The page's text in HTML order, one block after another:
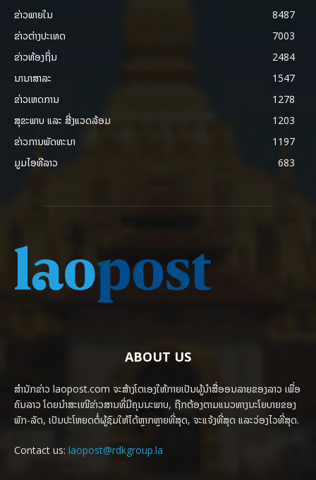
ຂ່າວພາຍ​ໃນ
8487
ຂ່າວຕ່າງປະເທດ
7003
ຂ່າວທ້ອງຖິ່ນ
2484
ນານາສາລະ
1547
ຂ່າວເຫດການ
1278
ສຸຂະພາບ ແລະ ສີ່ງແວດລ້ອມ
1203
ຂ່າວການພັດທະນາ
1197
ມູມໄອທີລາວ
683
ABOUT US
ສຳນັກຂ່າວ laopost.com ຈະສ້າງໂຕເອງໃຫ້ກາຍເປັນຜູ້ນຳສື່ອອນລາຍຂອງລາວ ເພື່ອ
ຄົນລາວ ໂດຍນຳສະເໜີຂ່າວສານທີ່ມີຄຸນນະພາບ, ຖືກຕ້ອງຕາມແນວທາງນະໂຍບາຍຂອງ
ພັກ-ລັດ, ເປັນປະໂຫຍດຕໍ່ຜູ້ຊົມໃຫ້ໄດ້ຫຼາກຫຼາຍທີ່ສຸດ, ຈະແຈ້ງທີ່ສຸດ ແລະວ່ອງໄວທີ່ສຸດ.
Contact us: laopost@rdkgroup.la